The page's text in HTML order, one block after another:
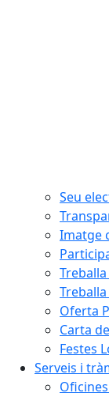
Seu
Imatge
Treballa
Oferta
Carta
Festes
Serveis i